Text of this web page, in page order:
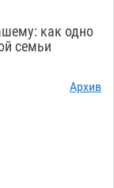
на
06.08
что их
поместили
России
как одно
семьи
Архив